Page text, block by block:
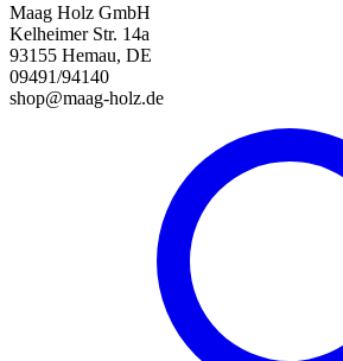
Maag Holz GmbH
Kelheimer Str. 14a
93155 Hemau, DE
09491/94140
shop@maag-holz.de